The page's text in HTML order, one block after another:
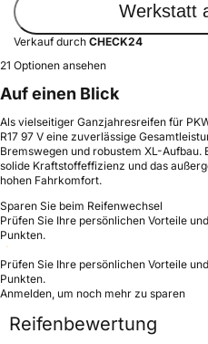
Werkstatt
Verkauf durch CHECK24
21 Optionen ansehen
Auf einen Blick
Als vielseitiger Ganzjahresreifen für
R17 97 V eine zuverlässige
Bremswegen und robustem XL-
solide Kraftstoffeffizienz und das
hohen Fahrkomfort.
Sparen Sie beim Reifenwechsel
Prüfen Sie Ihre persönlichen Vorteile
Punkten.
Prüfen Sie Ihre persönlichen Vorteile
Punkten.
Anmelden, um noch mehr zu sparen
Reifenbewertung